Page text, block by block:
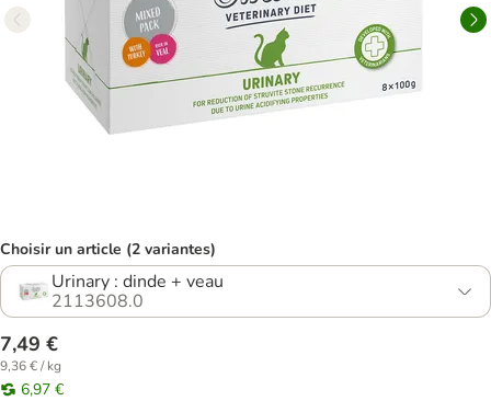
Choisir un article (2 variantes)
Urinary : dinde + veau
2113608.0
7,49 €
9,36 € / kg
6,97 €